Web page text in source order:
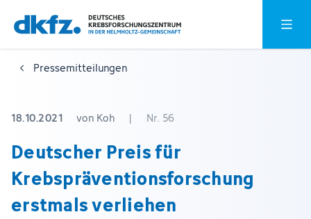
Zum
Hauptinhalt
springen
Zur
Fußzeile
springen
Pressemitteilungen
18.10.2021 von Koh | Nr. 56
Deutscher Preis für
Krebspräventionsforschung
erstmals verliehen